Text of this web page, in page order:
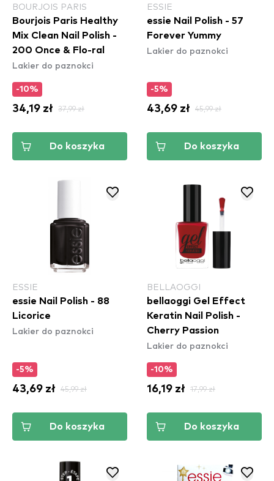
BOURJOIS PARIS
Bourjois Paris Healthy
Mix Clean Nail Polish -
200 Once & Flo-ral
Lakier do paznokci
-10%
34,19 zł 37,99 zł
Do koszyka
ESSIE
essie Nail Polish - 57
Forever Yummy
Lakier do paznokci
-5%
43,69 zł 45,99 zł
Do koszyka
ESSIE
essie Nail Polish - 88
Licorice
Lakier do paznokci
-5%
43,69 zł 45,99 zł
Do koszyka
BELLAOGGI
bellaoggi Gel Effect
Keratin Nail Polish -
Cherry Passion
Lakier do paznokci
-10%
16,19 zł 17,99 zł
Do koszyka